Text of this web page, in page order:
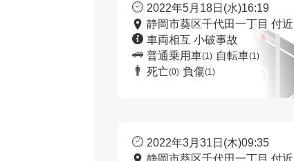
2022年5月18日(水)16:19
静岡市葵区千代田一丁目 付近
車両相互 小破事故
普通乗用車(1) 自転車(1)
死亡(0) 負傷(1)
2022年3月31日(木)09:35
静岡市葵区千代田一丁目 付近